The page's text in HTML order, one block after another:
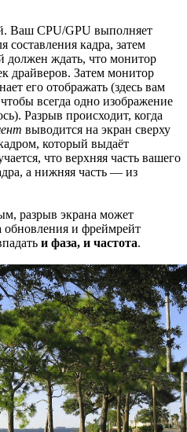
Ваш CPU/GPU выполняет
составления кадра, затем
должен ждать, что монитор
драйверов. Затем монитор
его отображать (здесь вам
всегда одно изображение
Разрыв происходит, когда
выводится на экран сверху
который выдаёт
что верхняя часть вашего
а нижняя часть — из
разрыв экрана может
обновления и фреймрейт
и фаза, и частота.